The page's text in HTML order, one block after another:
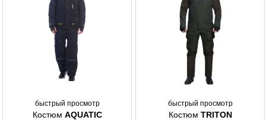
быстрый просмотр
Костюм AQUATIC
быстрый просмотр
Костюм TRITON